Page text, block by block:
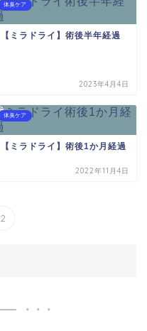
体臭ケア
【ミラドライ】術後半年経過
2023年4月4日
体臭ケア
【ミラドライ】術後1か月経過
2022年11月4日
2